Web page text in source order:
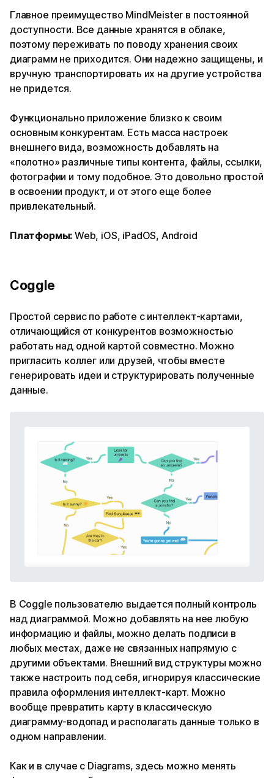
Главное преимущество MindMeister в постоянной
доступности. Все данные хранятся в облаке,
поэтому переживать по поводу хранения своих
диаграмм не приходится. Они надежно защищены, и
вручную транспортировать их на другие устройства
не придется.
Функционально приложение близко к своим
основным конкурентам. Есть масса настроек
внешнего вида, возможность добавлять на
«полотно» различные типы контента, файлы, ссылки,
фотографии и тому подобное. Это довольно простой
в освоении продукт, и от этого еще более
привлекательный.
Платформы:Web, iOS, iPadOS, Android
Coggle
Простой сервис по работе с интеллект-картами,
отличающийся от конкурентов возможностью
работать над одной картой совместно. Можно
пригласить коллег или друзей, чтобы вместе
генерировать идеи и структурировать полученные
данные.
В Coggle пользователю выдается полный контроль
над диаграммой. Можно добавлять на нее любую
информацию и файлы, можно делать подписи в
любых местах, даже не связанных напрямую с
другими объектами. Внешний вид структуры можно
также настроить под себя, игнорируя классические
правила оформления интеллект-карт. Можно
вообще превратить карту в классическую
диаграмму-водопад и располагать данные только в
одном направлении.
Как и в случае с Diagrams, здесь можно менять